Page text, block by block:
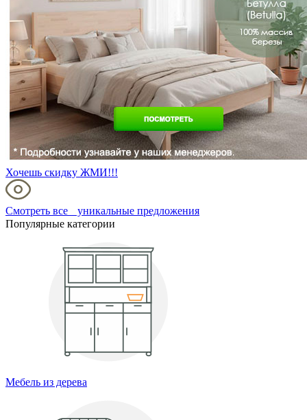
Хочешь скидку ЖМИ!!!
Смотреть все уникальные предложения
Популярные категории
Мебель из дерева